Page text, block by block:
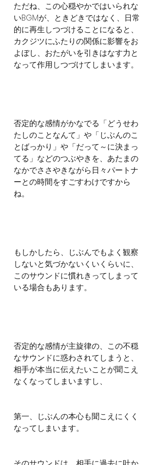
ただね、この心穏やかではいられな
いBGMが、ときどきではなく、日常
的に再生しつづけることになると、
カクジツにふたりの関係に影響をお
よぼし、おたがいを引きはなす力と
なって作用しつづけてしまいます。
否定的な感情がかなでる「どうせわ
たしのことなんて」や「じぶんのこ
とばっかり」や「だって～に決まっ
てる」などのつぶやきを、あたまの
なかでささやきながら日々パートナ
ーとの時間をすごすわけですから
ね。
もしかしたら、じぶんでもよく観察
しないと気づかないくいくらいに、
このサウンドに慣れきってしまって
いる場合もあります。
否定的な感情が主旋律の、この不穏
なサウンドに惑わされてしまうと、
相手が本当に伝えたいことが聞こえ
なくなってしまいますし、
第一、じぶんの本心も聞こえにくく
なってしまいます。